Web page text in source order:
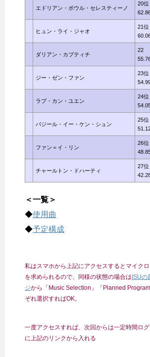
エドリアン・ポウル・セレスティーノ
20位
ヒュン・ライ・ジャオ
21位
ダリアン・カプティチ
22
ジー・ゼン・ファン
23位
ラプ・カン・ユエン
24位
パジール・イー・ケン・シュン
25位
ファン＝イ・リン
26位
チャールトン・ドハーティ
27位
＜一覧＞
◆使用曲
◆予定構成
私はスマホから上記にアクセスするとマイク
を求められるので、同様の状態の場合は ISUの
ジから「Music Selection」「Planned
ぞれ選択すればOK。
一度アクセスすれば、次回からは一定時間ロ
に上記のリンクから入れる